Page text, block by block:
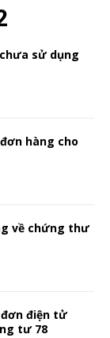
sử dụng
hàng cho
về chứng thư
đơn điện tử
tư 78